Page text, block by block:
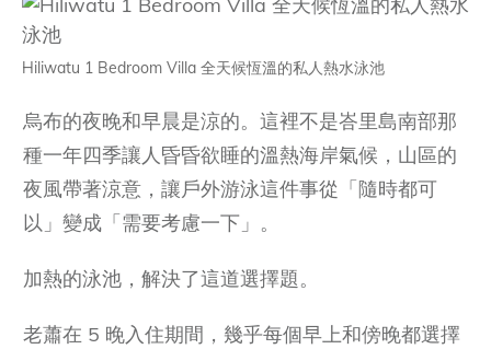
Hiliwatu 1 Bedroom Villa 全天候恆溫的私人熱水泳池
烏布的夜晚和早晨是涼的。這裡不是峇里島南部那
種一年四季讓人昏昏欲睡的溫熱海岸氣候，山區的
夜風帶著涼意，讓戶外游泳這件事從「隨時都可
以」變成「需要考慮一下」。
加熱的泳池，解決了這道選擇題。
老蕭在 5 晚入住期間，幾乎每個早上和傍晚都選擇